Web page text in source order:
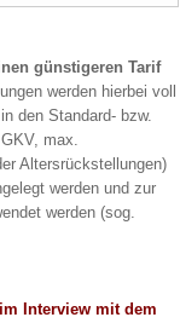
günstigeren Tarif
werden hierbei voll
den Standard- bzw.
max.
Altersrückstellungen)
werden und zur
werden (sog.
Interview mit dem